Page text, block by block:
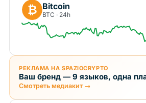
₿ Bitcoin
BTC · 24h
РЕКЛАМА НА SPAZIOCRYPTO
Ваш бренд — 9 языков, одна
Смотреть медиакит →